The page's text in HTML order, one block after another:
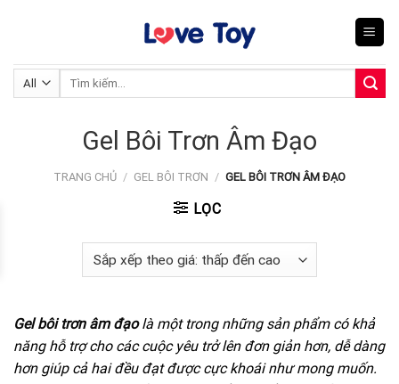
Tìm
Gel Bôi Trơn Âm Đạo
TRANG CHỦ / GEL BÔI TRƠN / GEL BÔI TRƠN ÂM ĐẠO
LỌC
Gel bôi trơn âm đạolà một trong những sản phẩm có khả
năng hỗ trợ cho các cuộc yêu trở lên đơn giản hơn, dễ dàng
hơn giúp cả hai đều đạt được cực khoái như mong muốn.